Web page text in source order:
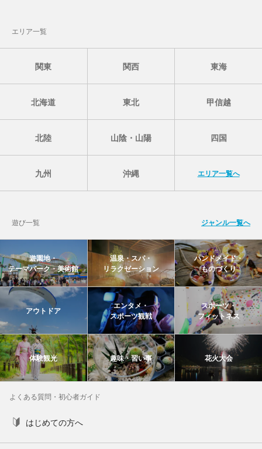
エリア一覧
関東 関西 東海
北海道 東北 甲信越
北陸 山陰・山陽 四国
九州 沖縄 エリア一覧へ
遊び一覧 ジャンル一覧へ
遊園地・
テーマパーク・美術館
温泉・スパ・
リラクゼーション
ハンドメイド・
ものづくり
アウトドア
エンタメ・
スポーツ観戦
スポーツ・
フィットネス
体験観光 趣味・習い事 花火大会
よくある質問・初心者ガイド
はじめての方へ